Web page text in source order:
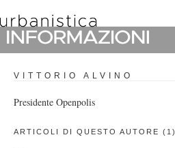
VITTORIO ALVINO
Presidente Openpolis
ARTICOLI DI QUESTO AUTORE (1)